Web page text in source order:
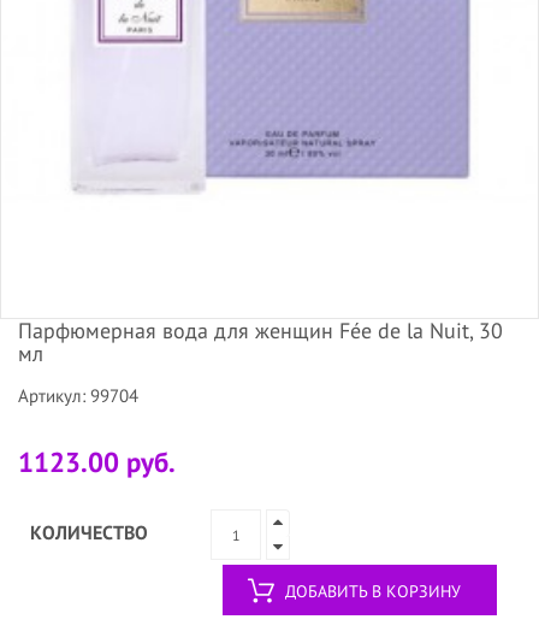
Парфюмерная вода для женщин Fée de la Nuit, 30
мл
Артикул: 99704
1123.00 руб.
КОЛИЧЕСТВО
ДОБАВИТЬ В КОРЗИНУ